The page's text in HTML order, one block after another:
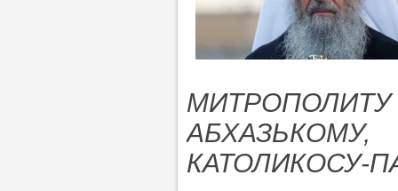
МИТРОПОЛИТУ
АБХАЗЬКОМУ,
КАТОЛИКОСУ-